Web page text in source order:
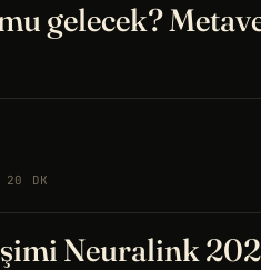
gelecek?
20 DK
Neuralink